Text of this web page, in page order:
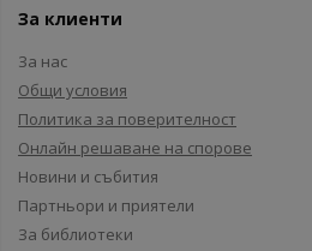
За клиенти
За нас
Общи условия
Политика за поверителност
Онлайн решаване на спорове
Новини и събития
Партньори и приятели
За библиотеки